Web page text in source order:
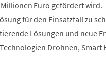
Euro gefördert wird.
für den Einsatzfall zu
Lösungen und neue
Drohnen, Smart